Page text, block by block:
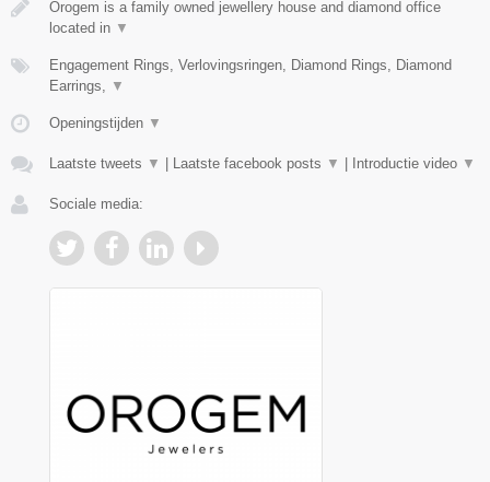
Orogem is a family owned jewellery house and diamond office
located in ▼
Engagement Rings, Verlovingsringen, Diamond Rings, Diamond
Earrings, ▼
Openingstijden ▼
Laatste tweets ▼ Laatste facebook posts ▼ Introductie video ▼
Sociale media: